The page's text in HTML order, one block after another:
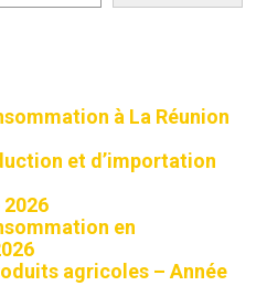
à La Réunion
et d’importation
en
agricoles – Année